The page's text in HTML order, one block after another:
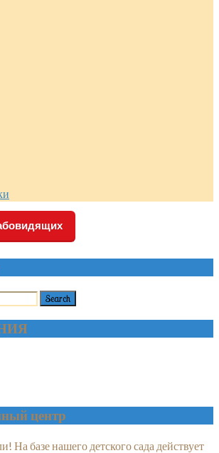
центр
На базе нашего детского сада действует